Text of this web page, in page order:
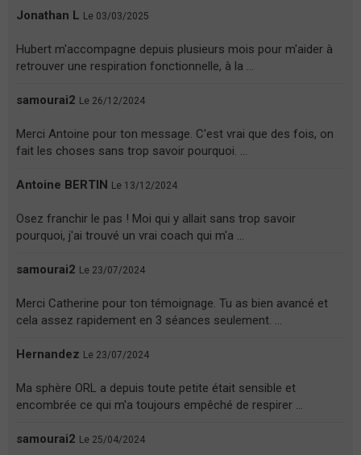
Jonathan L Le 03/03/2025
Hubert m'accompagne depuis plusieurs mois pour m'aider à
retrouver une respiration fonctionnelle, à la ...
samourai2 Le 26/12/2024
Merci Antoine pour ton message. C'est vrai que des fois, on
fait les choses sans trop savoir pourquoi. ...
Antoine BERTIN Le 13/12/2024
Osez franchir le pas ! Moi qui y allait sans trop savoir
pourquoi, j'ai trouvé un vrai coach qui m'a ...
samourai2 Le 23/07/2024
Merci Catherine pour ton témoignage. Tu as bien avancé et
cela assez rapidement en 3 séances seulement. ...
Hernandez Le 23/07/2024
Ma sphère ORL a depuis toute petite était sensible et
encombrée ce qui m'a toujours empêché de respirer ...
samourai2 Le 25/04/2024